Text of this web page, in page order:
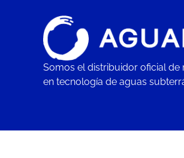
Somos el distribuidor oficial de
en tecnología de aguas